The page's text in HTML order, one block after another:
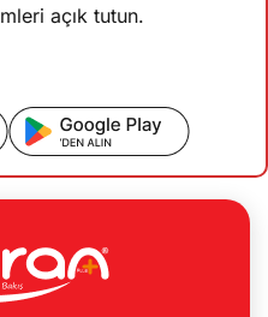
açık tutun.